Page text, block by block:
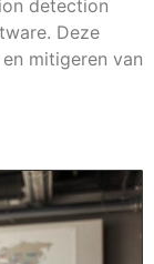
detection
Deze
mitigeren van